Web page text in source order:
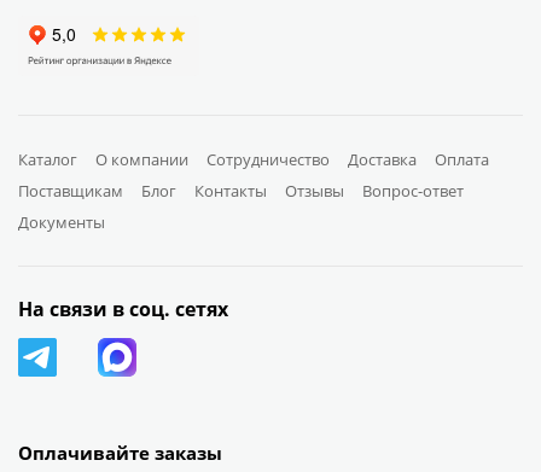
Каталог О компании Сотрудничество Доставка
Оплата
Поставщикам
Блог Контакты Отзывы
Вопрос-ответ
Документы
Оплачивайте заказы
На связи в соц. сетях